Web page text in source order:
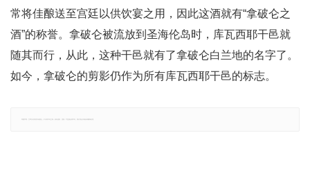
常将佳酿送至宫廷以供饮宴之用，因此这酒就有“拿破仑之
酒”的称誉。拿破仑被流放到圣海伦岛时，库瓦西耶干邑就
随其而行，从此，这种干邑就有了拿破仑白兰地的名字了。
如今，拿破仑的剪影仍作为所有库瓦西耶干邑的标志。